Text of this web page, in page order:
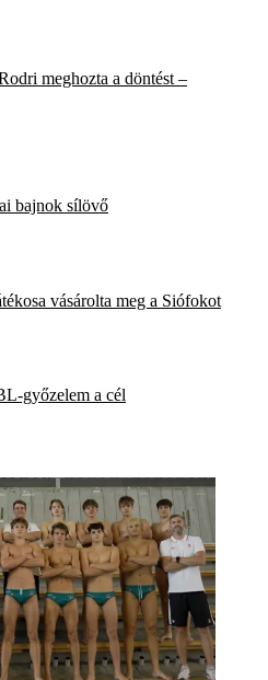
meghozta a döntést –
bajnok sílövő
vásárolta meg a Siófokot
győzelem a cél